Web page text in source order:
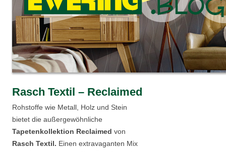
Rasch Textil – Reclaimed
Rohstoffe wie Metall, Holz und Stein
bietet die außergewöhnliche
Tapetenkollektion Reclaimed von
Rasch Textil. Einen extravaganten Mix